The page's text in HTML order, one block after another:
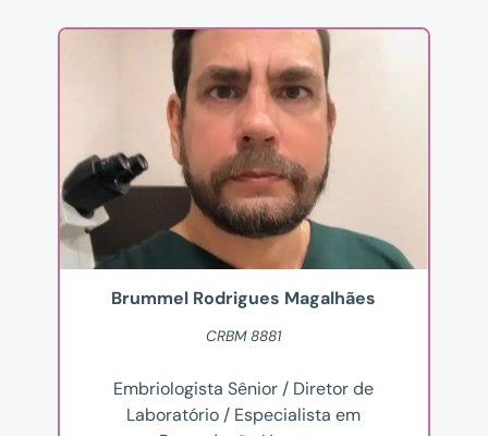
Brummel Rodrigues Magalhães
CRBM 8881
Embriologista Sênior / Diretor de
Laboratório / Especialista em